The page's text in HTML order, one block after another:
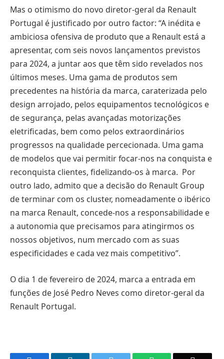
Mas o otimismo do novo diretor-geral da Renault
Portugal é justificado por outro factor: “A inédita e
ambiciosa ofensiva de produto que a Renault está a
apresentar, com seis novos lançamentos previstos
para 2024, a juntar aos que têm sido revelados nos
últimos meses. Uma gama de produtos sem
precedentes na história da marca, caraterizada pelo
design arrojado, pelos equipamentos tecnológicos e
de segurança, pelas avançadas motorizações
eletrificadas, bem como pelos extraordinários
progressos na qualidade percecionada. Uma gama
de modelos que vai permitir focar-nos na conquista e
reconquista clientes, fidelizando-os à marca. Por
outro lado, admito que a decisão do Renault Group
de terminar com os cluster, nomeadamente o ibérico
na marca Renault, concede-nos a responsabilidade e
a autonomia que precisamos para atingirmos os
nossos objetivos, num mercado com as suas
especificidades e cada vez mais competitivo”.
O dia 1 de fevereiro de 2024, marca a entrada em
funções de José Pedro Neves como diretor-geral da
Renault Portugal.